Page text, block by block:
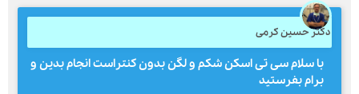
دکتر حسین کرمی
با سلام سی تی اسکن شکم و لگن بدون کنتراست انجام بدین و
برام بفرستید